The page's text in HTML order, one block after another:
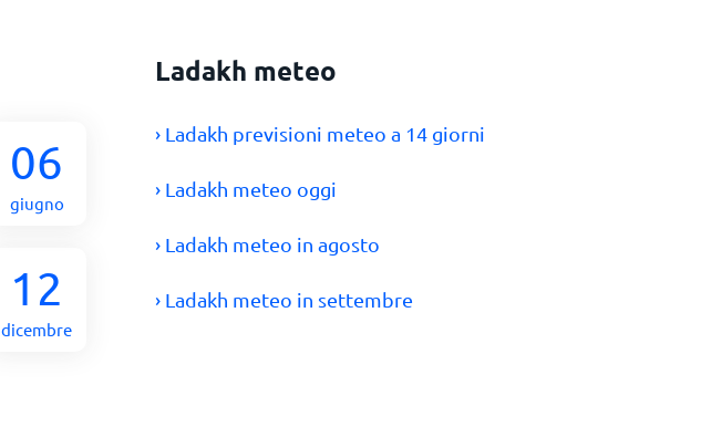
06
giugno
12
dicembre
Ladakh meteo
› Ladakh previsioni meteo a 14 giorni
› Ladakh meteo oggi
› Ladakh meteo in agosto
› Ladakh meteo in settembre